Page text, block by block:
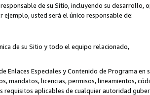
de su Sitio, incluyendo su
ejemplo, usted será el único responsable de:
de su Sitio y todo el equipo relacionado,
Enlaces Especiales y Contenido de Programa
mandatos, licencias, permisos, lineamientos,
requisitos aplicables de cualquier autoridad